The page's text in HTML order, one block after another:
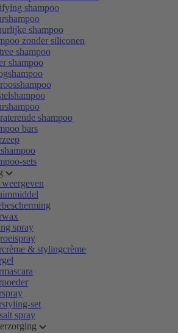
shampoo
shampoo
zonder siliconen
shampoo
shampoo
shampoo
bars
sets
spray
& stylingcrème
set
spray